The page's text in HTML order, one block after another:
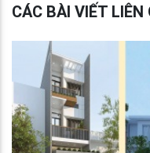
CÁC BÀI VIẾT LIÊN